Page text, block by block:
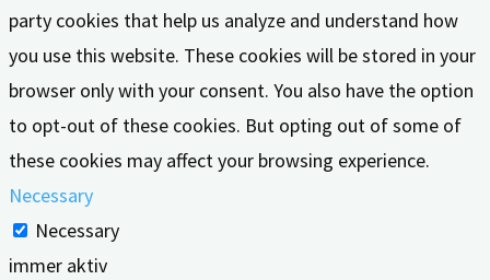
party cookies that help us analyze and understand how
you use this website. These cookies will be stored in your
browser only with your consent. You also have the option
to opt-out of these cookies. But opting out of some of
these cookies may affect your browsing experience.
Necessary
Necessary
immer aktiv